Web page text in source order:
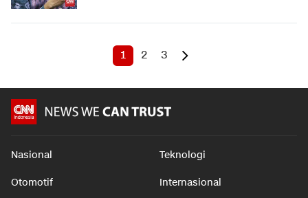
1 2 3
Nasional Teknologi
Otomotif Internasional